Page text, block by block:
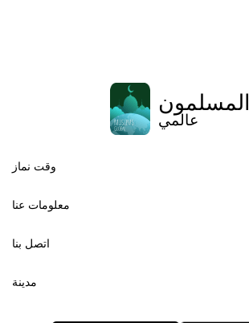
المسلمون
عالمي
وقت نماز
معلومات عنا
اتصل بنا
مدينة